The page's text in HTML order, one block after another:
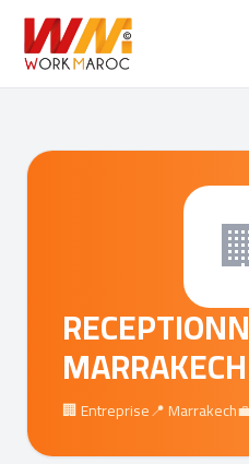
MARRAKECH
🏢 Entreprise📍 Marrakech